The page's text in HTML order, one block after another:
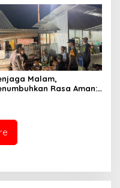
Malam,
Rasa Aman:
Warga